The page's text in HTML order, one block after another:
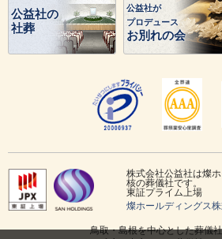
公益社の
社葬
公益社が
プロデュース
お別れの会
株式会社公益社は燦
核の葬儀社です。
東証プライム上場
燦ホールディングス
鳥取・島根を中心とした葬儀